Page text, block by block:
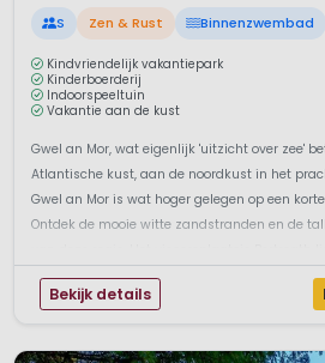
S Zen & Rust Binnenzwembad
Kindvriendelijk vakantiepark
Kinderboerderij
Indoorspeeltuin
Vakantie aan de kust
Gwel an Mor, wat eigenlijk 'uitzicht over zee'
Atlantische kust, aan de noordkust in het
Gwel an Mor is wat hoger gelegen op een
Ontdek de mooie witte zandstranden en de
Bekijk details